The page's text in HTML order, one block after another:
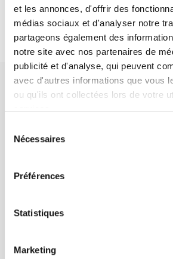
et les annonces, d'offrir des
médias sociaux et d'analyser notre
partageons également des
notre site avec nos partenaires de
publicité et d'analyse, qui peuvent
avec d'autres informations que vous
ou qu'ils ont collectées lors de votre
Nécessaires
Préférences
Statistiques
Marketing
SCIENCES PO UNIVERSITY PRESS has a
original research, to edit reference works
FOREIGN RIGHTS
CONDITIONS OF SALE